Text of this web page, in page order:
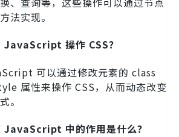
法实现。
JavaScript 操作 CSS？
可以通过修改元素的 class
属性来操作 CSS，从而动态改变
。
JavaScript 中的作用是什么？